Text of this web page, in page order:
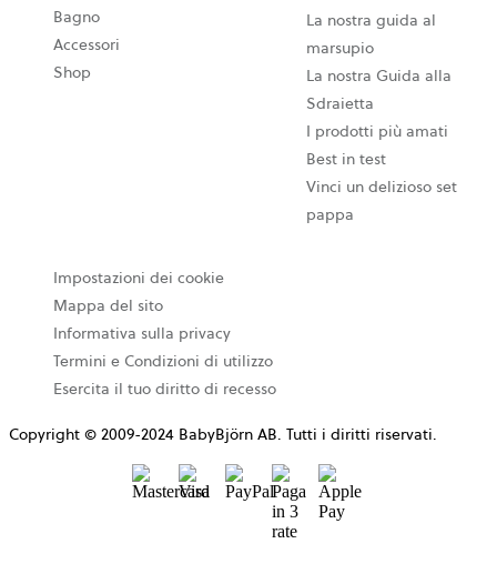
Bagno
Accessori
Shop
La nostra guida al
marsupio
La nostra Guida alla
Sdraietta
I prodotti più amati
Best in test
Vinci un delizioso set
pappa
Impostazioni dei cookie
Mappa del sito
Informativa sulla privacy
Termini e Condizioni di utilizzo
Esercita il tuo diritto di recesso
Copyright © 2009-2024 BabyBjörn AB. Tutti i diritti riservati.